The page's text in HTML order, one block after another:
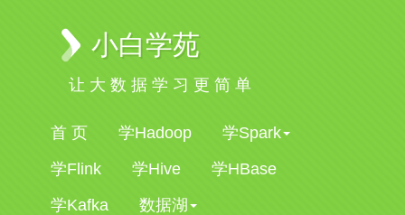
小白学苑
让大数据学习更简单
首 页 学Hadoop
学Spark
学Flink
学Hive
学HBase
学Kafka
数据湖